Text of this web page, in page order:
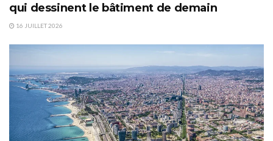
qui dessinent le bâtiment de demain
16 JUILLET 2026